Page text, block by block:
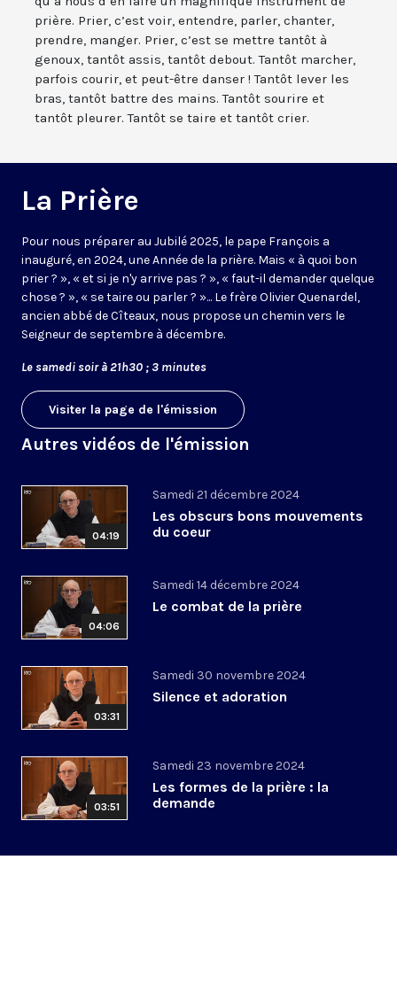
prière. Prier, c’est voir, entendre, parler, chanter,
prendre, manger. Prier, c’est se mettre tantôt à
genoux, tantôt assis, tantôt debout. Tantôt marcher,
parfois courir, et peut-être danser ! Tantôt lever les
bras, tantôt battre des mains. Tantôt sourire et
tantôt pleurer. Tantôt se taire et tantôt crier.
La Prière
Pour nous préparer au Jubilé 2025, le pape François a
inauguré, en 2024, une Année de la prière. Mais « à quoi bon
prier ? », « et si je n'y arrive pas ? », « faut-il demander quelque
chose ? », « se taire ou parler ? »... Le frère Olivier Quenardel,
ancien abbé de Cîteaux, nous propose un chemin vers le
Seigneur de septembre à décembre.
Le samedi soir à 21h30 ; 3 minutes
Visiter la page de l'émission
Autres vidéos de l'émission
04:19
Samedi 21 décembre 2024
Les obscurs bons mouvements
du coeur
04:06
Samedi 14 décembre 2024
Le combat de la prière
03:31
Samedi 30 novembre 2024
Silence et adoration
03:51
Samedi 23 novembre 2024
Les formes de la prière : la
demande